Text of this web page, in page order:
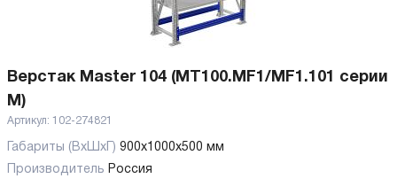
Верстак Master 104 (MT100.MF1/MF1.101 серии
M)
Артикул: 102-274821
Габариты (ВхШхГ) 900x1000x500 мм
Производитель Россия